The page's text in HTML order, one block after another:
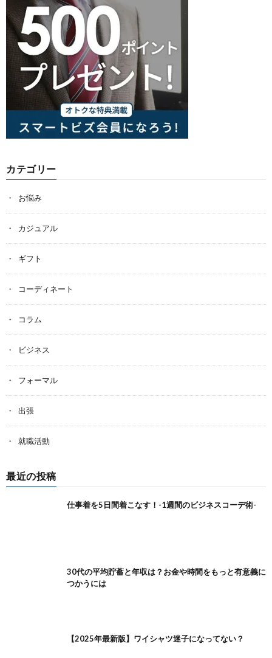
カテゴリー
お悩み
カジュアル
ギフト
コーディネート
コラム
ビジネス
フォーマル
出張
就職活動
最近の投稿
仕事着を5日間着こなす！-1週間のビジネスコーデ術-
30代の平均貯蓄と年収は？お金や時間をもっと有意義に
つかうには
【2025年最新版】ワイシャツ迷子になってない？